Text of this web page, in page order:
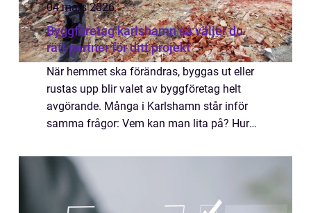
04 mars 2026
Byggföretag karlshamn så väljer du
rätt partner för ditt projekt
När hemmet ska förändras, byggas ut eller
rustas upp blir valet av byggföretag helt
avgörande. Många i Karlshamn står inför
samma frågor: Vem kan man lita på? Hur
kvalitet, följer regler och blir klart i tid? E...